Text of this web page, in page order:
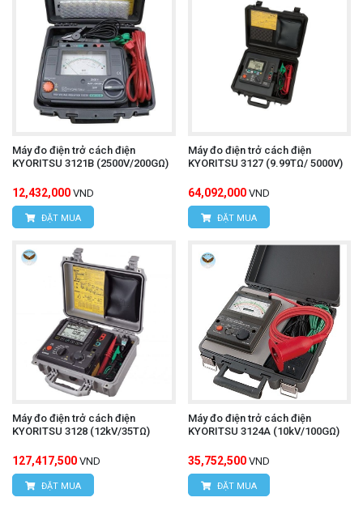
Máy đo điện trở cách điện
KYORITSU 3121B (2500V/200GΩ)
12,432,000 VND
ĐẶT MUA
Máy đo điện trở cách điện
KYORITSU 3127 (9.99TΩ/ 5000V)
64,092,000 VND
ĐẶT MUA
Máy đo điện trở cách điện
KYORITSU 3128 (12kV/35TΩ)
127,417,500 VND
ĐẶT MUA
Máy đo điện trở cách điện
KYORITSU 3124A (10kV/100GΩ)
35,752,500 VND
ĐẶT MUA